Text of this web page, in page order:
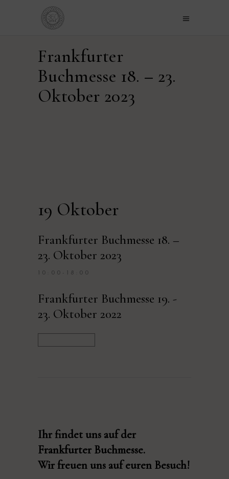
Frankfurter
Buchmesse 18. – 23.
Oktober 2023
19 Oktober
Frankfurter Buchmesse 18. –
23. Oktober 2023
10:00-18:00
Frankfurter Buchmesse 19. -
23. Oktober 2022
Ihr findet uns auf der
Frankfurter Buchmesse.
Wir freuen uns auf euren Besuch!